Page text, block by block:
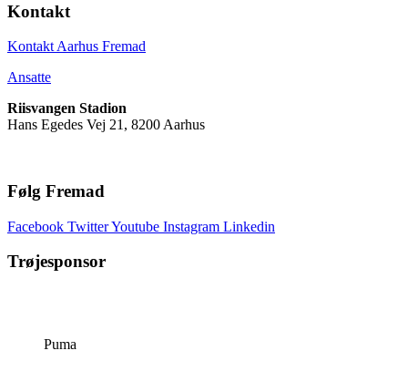
Kontakt
Kontakt Aarhus Fremad
Ansatte
Riisvangen Stadion
Hans Egedes Vej 21, 8200 Aarhus
Følg Fremad
Facebook TwitterYoutube Instagram Linkedin
Trøjesponsor
Puma